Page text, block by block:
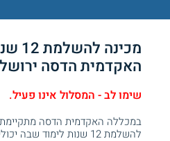
האקדמית הדסה
שימו לב - המסלול אינו פעיל.
במכללה האקדמית הדסה מתקיימת
להשלמת 12 שנות לימוד